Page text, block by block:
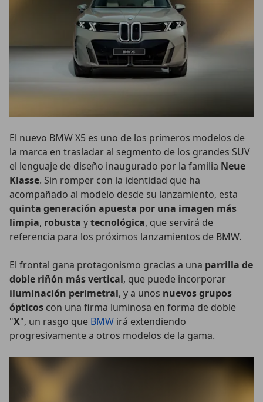
El nuevo BMW X5 es uno de los primeros modelos de
la marca en trasladar al segmento de los grandes SUV
el lenguaje de diseño inaugurado por la familia Neue
Klasse. Sin romper con la identidad que ha
acompañado al modelo desde su lanzamiento, esta
quinta generación apuesta por una imagen más
limpia, robusta ytecnológica, que servirá de
referencia para los próximos lanzamientos de BMW.
El frontal gana protagonismo gracias a una parrilla de
doble riñón más vertical, que puede incorporar
iluminación perimetral, y a unos nuevos grupos
ópticos con una firma luminosa en forma de doble
"X", un rasgo que BMW irá extendiendo
progresivamente a otros modelos de la gama.